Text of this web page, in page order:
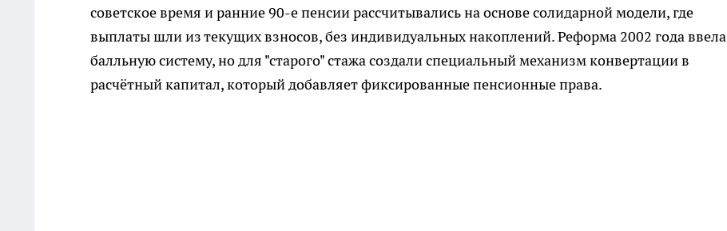
советское время и ранние 90-е пенсии рассчитывались на основе солидарной модели, где
выплаты шли из текущих взносов, без индивидуальных накоплений. Реформа 2002 года ввела
балльную систему, но для "старого" стажа создали специальный механизм конвертации в
расчётный капитал, который добавляет фиксированные пенсионные права.